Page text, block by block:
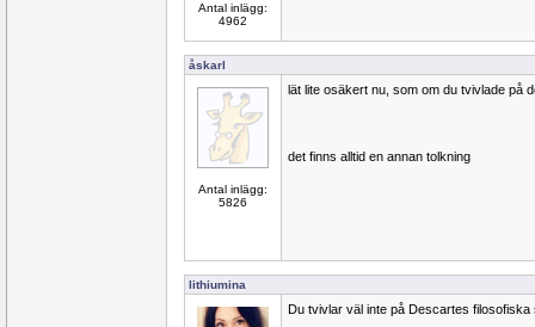
Antal inlägg:
4962
åskarl
Antal inlägg:
5826
lät lite osäkert nu, som om du tvivlade på
det finns alltid en annan tolkning
lithiumina
Du tvivlar väl inte på Descartes filosofiska